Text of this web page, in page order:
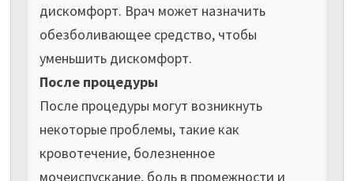
дискомфорт. Врач может назначить
обезболивающее средство, чтобы
уменьшить дискомфорт.
После процедуры
После процедуры могут возникнуть
некоторые проблемы, такие как
кровотечение, болезненное
мочеиспускание, боль в промежности и